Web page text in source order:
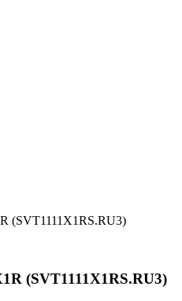
(SVT1111X1RS.RU3)
(SVT1111X1RS.RU3)